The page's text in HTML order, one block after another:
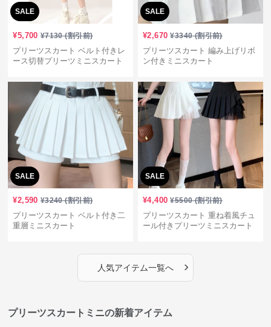
SALE
¥5,700 ¥7130(割引前)
プリーツスカート ベルト付きレ
ース切替プリーツミニスカート
SALE
¥2,670 ¥3340(割引前)
プリーツスカート 編み上げリボ
ン付きミニスカート
SALE
¥2,590 ¥3240(割引前)
プリーツスカート ベルト付き二
重層ミニスカート
SALE
¥4,400 ¥5500(割引前)
プリーツスカート 重ね着風チュ
ール付きプリーツミニスカート
人気アイテム一覧へ ›
プリーツスカートミニの新着アイテム